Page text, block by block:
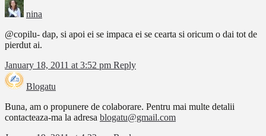
nina
@copilu- dap, si apoi ei se impaca ei se cearta si oricum o dai tot de
pierdut ai.
January 18, 2011 at 3:52 pm Reply
Blogatu
Buna, am o propunere de colaborare. Pentru mai multe detalii
contacteaza-ma la adresa blogatu@gmail.com